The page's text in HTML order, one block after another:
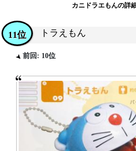
カニドラエもんの詳
トラえもん
11位
前回: 10位